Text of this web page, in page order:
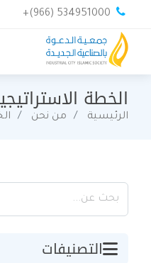
+(966) 534951000
الخطة
الرئيسية من نحن
التصنيفات